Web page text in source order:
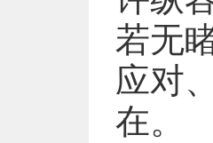
若无
应对
在。